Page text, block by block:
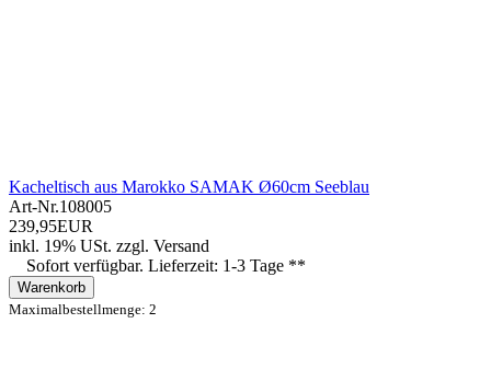
Kacheltisch aus Marokko SAMAK Ø60cm Seeblau
Art-Nr.108005
239,95EUR
inkl. 19% USt. zzgl. Versand
Sofort verfügbar. Lieferzeit: 1-3 Tage **
Warenkorb
Maximalbestellmenge: 2